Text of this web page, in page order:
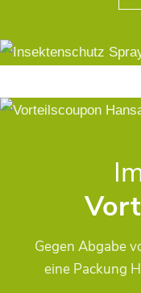
Gegen Abgabe
eine Packung